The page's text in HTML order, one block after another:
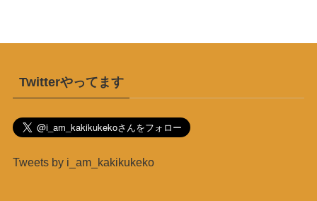
Twitterやってます
Tweets by i_am_kakikukeko